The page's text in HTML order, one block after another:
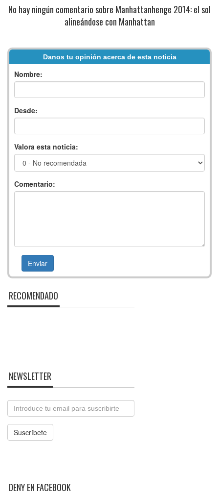
No hay ningún comentario sobre Manhattanhenge 2014: el sol
alineándose con Manhattan
Danos tu opinión acerca de esta noticia
Nombre:
Desde:
Valora esta noticia:
Comentario:
RECOMENDADO
NEWSLETTER
Email
Suscríbete
DENY EN FACEBOOK